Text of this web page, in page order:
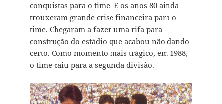
conquistas para o time. E os anos 80 ainda
trouxeram grande crise financeira para o
time. Chegaram a fazer uma rifa para
construção do estádio que acabou não dando
certo. Como momento mais trágico, em 1988,
o time caiu para a segunda divisão.